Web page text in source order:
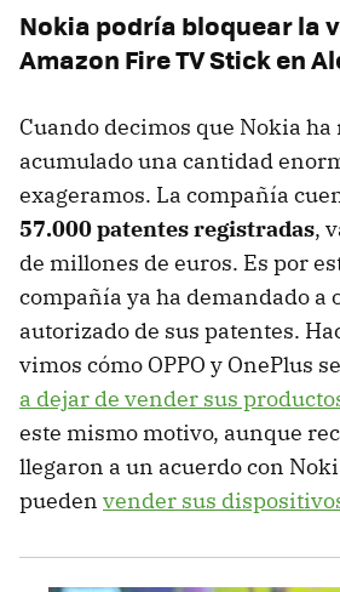
Nokia podría bloquear la
Amazon Fire TV Stick en
Cuando decimos que Nokia
acumulado una cantidad
exageramos. La compañía
57.000 patentes registradas,
de millones de euros. Es por
compañía ya ha demandado a
autorizado de sus patentes.
vimos cómo OPPO y OnePlus
a dejar de vender sus
este mismo motivo, aunque
llegaron a un acuerdo con
pueden vender sus